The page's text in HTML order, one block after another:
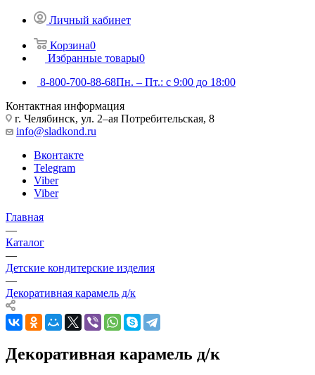
Личный кабинет
Корзина0
Избранные товары0
8-800-700-88-68Пн. – Пт.: с 9:00 до 18:00
Контактная информация
г. Челябинск, ул. 2–ая Потребительская, 8
info@sladkond.ru
Вконтакте
Telegram
Viber
Viber
Главная
—
Каталог
—
Детские кондитерские изделия
—
Декоративная карамель д/к
Декоративная карамель д/к